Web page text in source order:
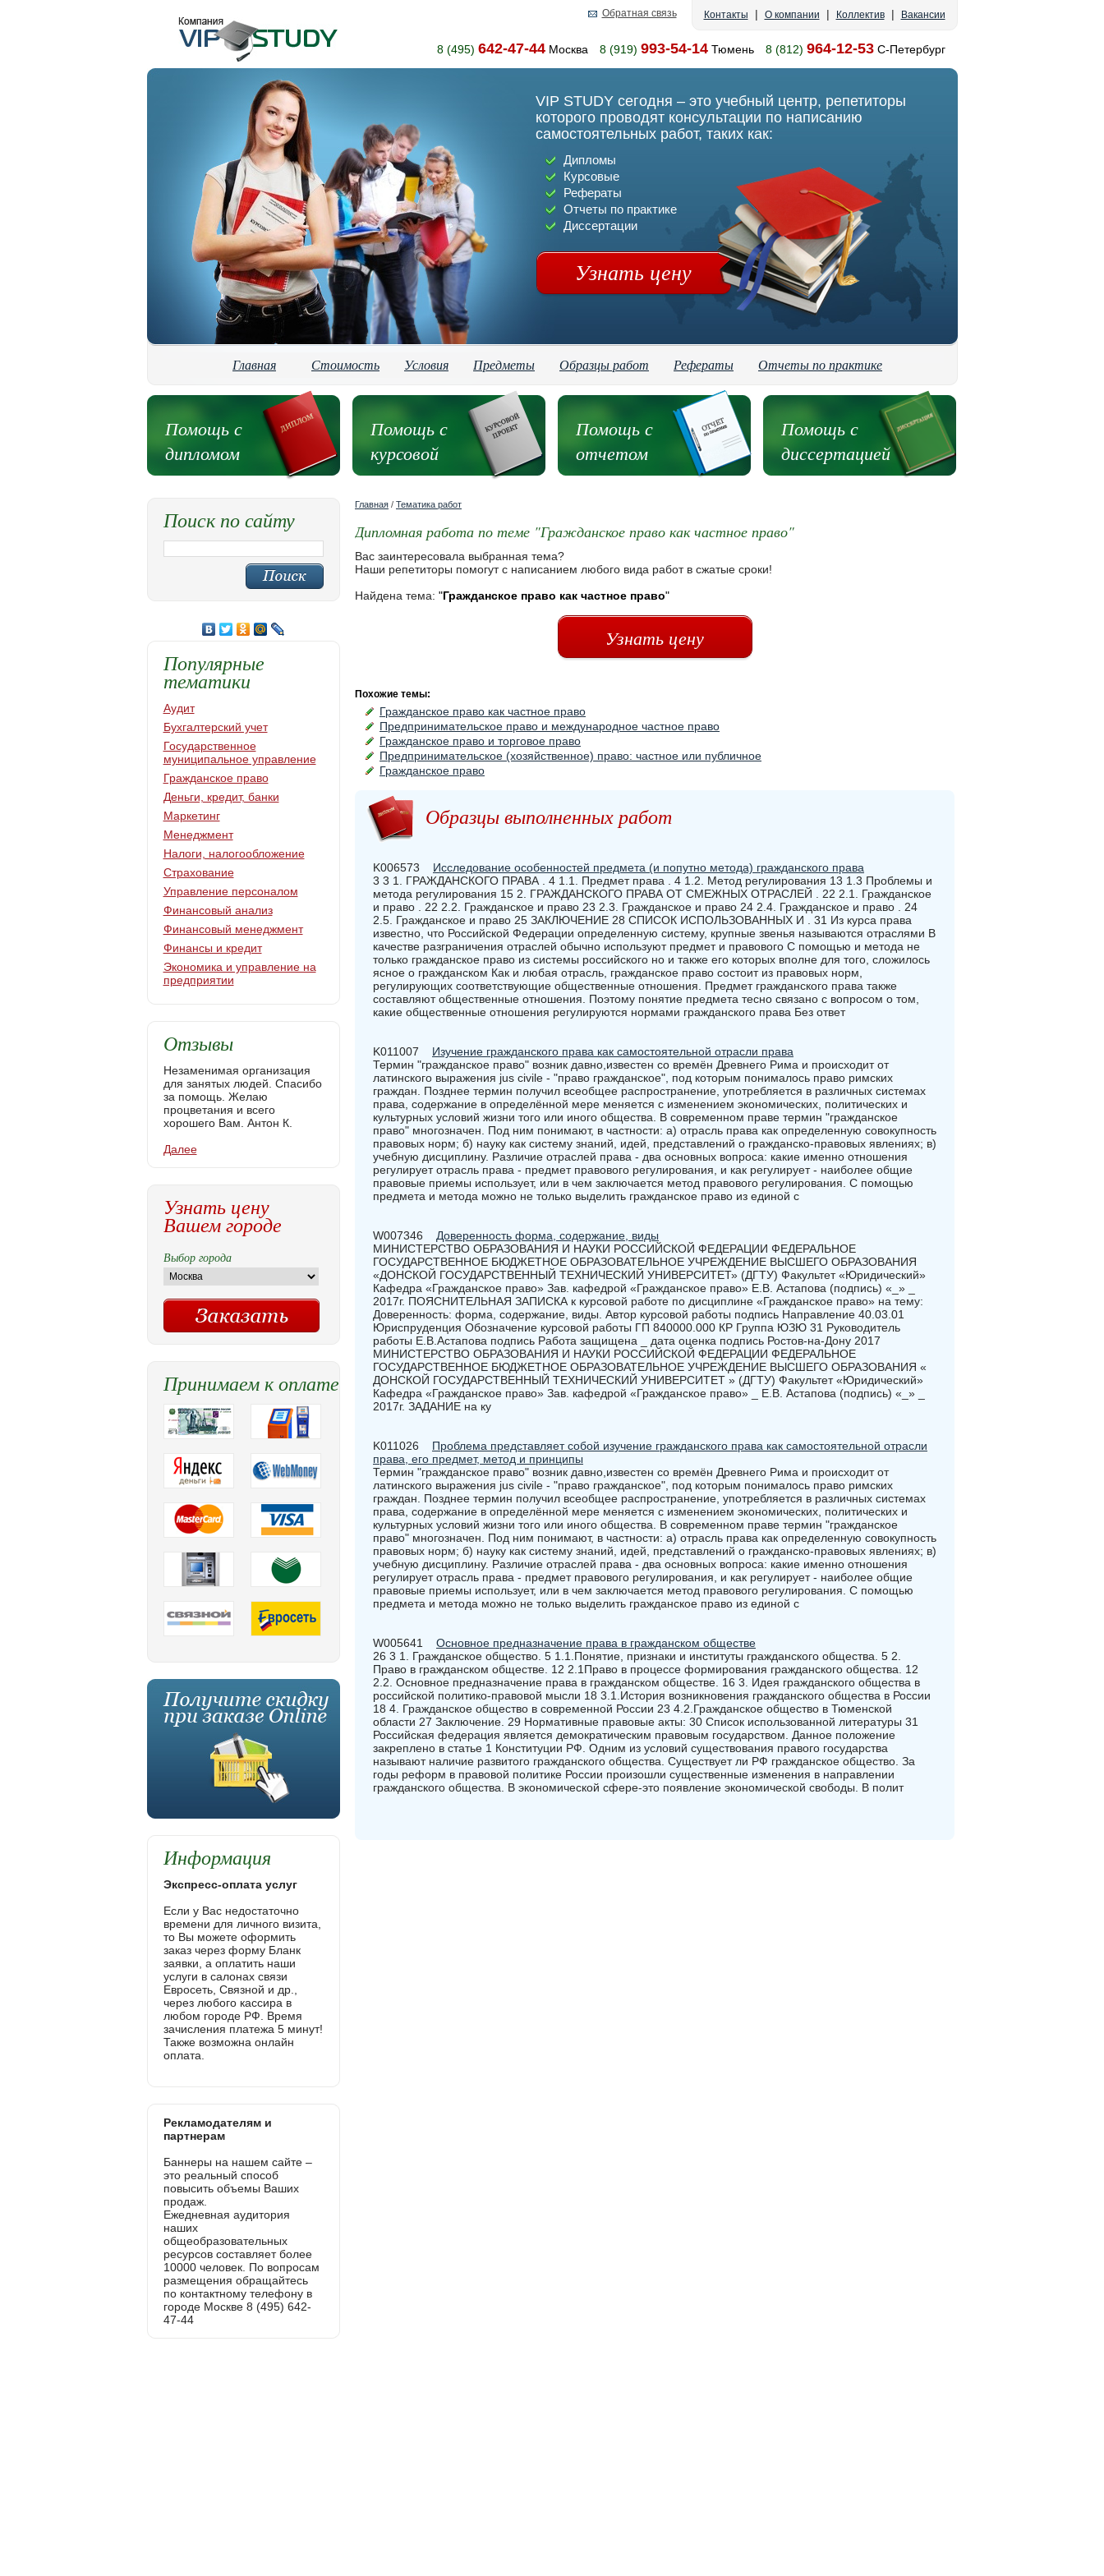
Контакты | О компании | Коллектив| Вакансии
Обратная связь
8 (495) 642-47-44Москва 8 (919) 993-54-14Тюмень 8 (812) 964-12-53С-Петербург
VIP STUDY сегодня – это учебный центр, репетиторы
которого проводят консультации по написанию
самостоятельных работ, таких как:
Дипломы
Курсовые
Рефераты
Отчеты по практике
Диссертации
Узнать цену
Главная Стоимость Условия Предметы Образцы работ Рефераты Отчеты по практике
Помощь с
дипломом
Помощь с
курсовой
Помощь с
отчетом
Помощь с
диссертацией
Главная / Тематика работ
Дипломная работа по теме "Гражданское право как частное право"
Вас заинтересовала выбранная тема?
Наши репетиторы помогут с написанием любого вида работ в сжатые сроки!
Найдена тема: "Гражданское право как частное право"
Узнать цену
Похожие темы:
Гражданское право как частное право
Предпринимательское право и международное частное право
Гражданское право и торговое право
Предпринимательское (хозяйственное) право: частное или публичное
Гражданское право
Образцы выполненных работ
K006573 Исследование особенностей предмета (и попутно метода) гражданского права
3 3 1. ГРАЖДАНСКОГО ПРАВА . 4 1.1. Предмет права . 4 1.2. Метод регулирования 13 1.3 Проблемы и
метода регулирования 15 2. ГРАЖДАНСКОГО ПРАВА ОТ СМЕЖНЫХ ОТРАСЛЕЙ . 22 2.1. Гражданское
и право . 22 2.2. Гражданское и право 23 2.3. Гражданское и право 24 2.4. Гражданское и право . 24
2.5. Гражданское и право 25 ЗАКЛЮЧЕНИЕ 28 СПИСОК ИСПОЛЬЗОВАННЫХ И . 31 Из курса права
известно, что Российской Федерации определенную систему, крупные звенья называются отраслями В
качестве разграничения отраслей обычно используют предмет и правового С помощью и метода не
только гражданское право из системы российского но и также его которых вполне для того, сложилось
ясное о гражданском Как и любая отрасль, гражданское право состоит из правовых норм,
регулирующих соответствующие общественные отношения. Предмет гражданского права также
составляют общественные отношения. Поэтому понятие предмета тесно связано с вопросом о том,
какие общественные отношения регулируются нормами гражданского права Без ответ
K011007 Изучение гражданского права как самостоятельной отрасли права
Термин "гражданское право" возник давно,известен со времён Древнего Рима и происходит от
латинского выражения jus civile - "право гражданское", под которым понималось право римских
граждан. Позднее термин получил всеобщее распространение, употребляется в различных системах
права, содержание в определённой мере меняется с изменением экономических, политических и
культурных условий жизни того или иного общества. В современном праве термин "гражданское
право" многозначен. Под ним понимают, в частности: а) отрасль права как определенную совокупность
правовых норм; б) науку как систему знаний, идей, представлений о гражданско-правовых явлениях; в)
учебную дисциплину. Различие отраслей права - два основных вопроса: какие именно отношения
регулирует отрасль права - предмет правового регулирования, и как регулирует - наиболее общие
правовые приемы использует, или в чем заключается метод правового регулирования. С помощью
предмета и метода можно не только выделить гражданское право из единой с
W007346 Доверенность форма, содержание, виды
МИНИСТЕРСТВО ОБРАЗОВАНИЯ И НАУКИ РОССИЙСКОЙ ФЕДЕРАЦИИ ФЕДЕРАЛЬНОЕ
ГОСУДАРСТВЕННОЕ БЮДЖЕТНОЕ ОБРАЗОВАТЕЛЬНОЕ УЧРЕЖДЕНИЕ ВЫСШЕГО ОБРАЗОВАНИЯ
«ДОНСКОЙ ГОСУДАРСТВЕННЫЙ ТЕХНИЧЕСКИЙ УНИВЕРСИТЕТ» (ДГТУ) Факультет «Юридический»
Кафедра «Гражданское право» Зав. кафедрой «Гражданское право» Е.В. Астапова (подпись) «_» _
2017г. ПОЯСНИТЕЛЬНАЯ ЗАПИСКА к курсовой работе по дисциплине «Гражданское право» на тему:
Доверенность: форма, содержание, виды. Автор курсовой работы подпись Направление 40.03.01
Юриспруденция Обозначение курсовой работы ГП 840000.000 КР Группа ЮЗЮ 31 Руководитель
работы Е.В.Астапова подпись Работа защищена _ дата оценка подпись Ростов-на-Дону 2017
МИНИСТЕРСТВО ОБРАЗОВАНИЯ И НАУКИ РОССИЙСКОЙ ФЕДЕРАЦИИ ФЕДЕРАЛЬНОЕ
ГОСУДАРСТВЕННОЕ БЮДЖЕТНОЕ ОБРАЗОВАТЕЛЬНОЕ УЧРЕЖДЕНИЕ ВЫСШЕГО ОБРАЗОВАНИЯ «
ДОНСКОЙ ГОСУДАРСТВЕННЫЙ ТЕХНИЧЕСКИЙ УНИВЕРСИТЕТ » (ДГТУ) Факультет «Юридический»
Кафедра «Гражданское право» Зав. кафедрой «Гражданское право» _ Е.В. Астапова (подпись) «_» _
2017г. ЗАДАНИЕ на ку
K011026 Проблема представляет собой изучение гражданского права как самостоятельной отрасли
права, его предмет, метод и принципы
Термин "гражданское право" возник давно,известен со времён Древнего Рима и происходит от
латинского выражения jus civile - "право гражданское", под которым понималось право римских
граждан. Позднее термин получил всеобщее распространение, употребляется в различных системах
права, содержание в определённой мере меняется с изменением экономических, политических и
культурных условий жизни того или иного общества. В современном праве термин "гражданское
право" многозначен. Под ним понимают, в частности: а) отрасль права как определенную совокупность
правовых норм; б) науку как систему знаний, идей, представлений о гражданско-правовых явлениях; в)
учебную дисциплину. Различие отраслей права - два основных вопроса: какие именно отношения
регулирует отрасль права - предмет правового регулирования, и как регулирует - наиболее общие
правовые приемы использует, или в чем заключается метод правового регулирования. С помощью
предмета и метода можно не только выделить гражданское право из единой с
W005641 Основное предназначение права в гражданском обществе
26 3 1. Гражданское общество. 5 1.1.Понятие, признаки и институты гражданского общества. 5 2.
Право в гражданском обществе. 12 2.1Право в процессе формирования гражданского общества. 12
2.2. Основное предназначение права в гражданском обществе. 16 3. Идея гражданского общества в
российской политико-правовой мысли 18 3.1.История возникновения гражданского общества в России
18 4. Гражданское общество в современной России 23 4.2.Гражданское общество в Тюменской
области 27 Заключение. 29 Нормативные правовые акты: 30 Список использованной литературы 31
Российская федерация является демократическим правовым государством. Данное положение
закреплено в статье 1 Конституции РФ. Одним из условий существования правого государства
называют наличие развитого гражданского общества. Существует ли РФ гражданское общество. За
годы реформ в правовой политике России произошли существенные изменения в направлении
гражданского общества. В экономической сфере-это появление экономической свободы. В полит
Поиск по сайту
Популярные
тематики
Аудит
Бухгалтерский учет
Государственное
муниципальное управление
Гражданское право
Деньги, кредит, банки
Маркетинг
Менеджмент
Налоги, налогообложение
Страхование
Управление персоналом
Финансовый анализ
Финансовый менеджмент
Финансы и кредит
Экономика и управление на
предприятии
Отзывы
Незаменимая организация
для занятых людей. Спасибо
за помощь. Желаю
процветания и всего
хорошего Вам. Антон К.
Далее
Узнать цену
Вашем городе
Выбор города
Принимаем к оплате
Информация
Экспресс-оплата услуг
Если у Вас недостаточно
времени для личного визита,
то Вы можете оформить
заказ через форму Бланк
заявки, а оплатить наши
услуги в салонах связи
Евросеть, Связной и др.,
через любого кассира в
любом городе РФ. Время
зачисления платежа 5 минут!
Также возможна онлайн
оплата.
Рекламодателям и
партнерам
Баннеры на нашем сайте –
это реальный способ
повысить объемы Ваших
продаж.
Ежедневная аудитория
наших
общеобразовательных
ресурсов составляет более
10000 человек. По вопросам
размещения обращайтесь
по контактному телефону в
городе Москве 8 (495) 642-
47-44